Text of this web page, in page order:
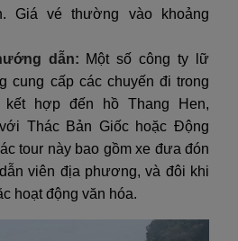
Giá vé thường vào khoảng
dẫn: Một số công ty lữ
cung cấp các chuyến đi trong
kết hợp đến hồ Thang Hen,
Thác Bản Giốc hoặc Động
tour này bao gồm xe đưa đón
viên địa phương, và đôi khi
hoạt động văn hóa.